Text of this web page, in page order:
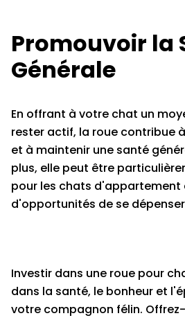
Promouvoir la
Générale
En offrant à votre chat un
rester actif, la roue contribue
et à maintenir une santé
plus, elle peut être
pour les chats d'appartement
d'opportunités de se
Investir dans une roue pour
dans la santé, le bonheur et
votre compagnon félin.